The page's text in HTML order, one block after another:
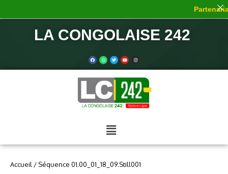
LA CONGOLAISE 242
Accueil / Séquence 01.00_01_18_09.Still001